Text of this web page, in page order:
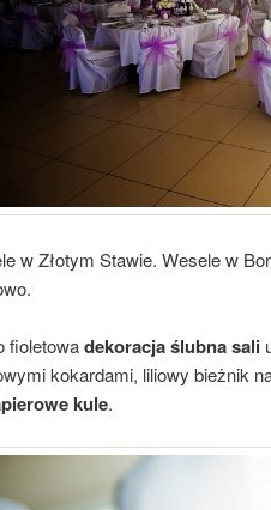
w Złotym Stawie. Wesele w
fioletowadekoracja ślubna sali
kokardami, liliowy bieżnik
kule.